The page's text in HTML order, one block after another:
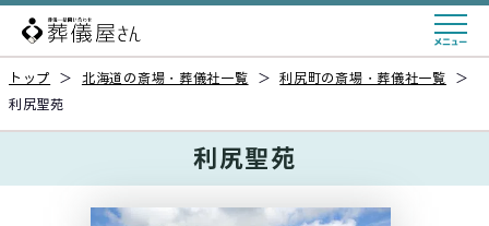
トップ ＞ 北海道の斎場・葬儀社一覧 ＞ 利尻町の斎場・葬儀社一覧
＞
利尻聖苑
利尻聖苑